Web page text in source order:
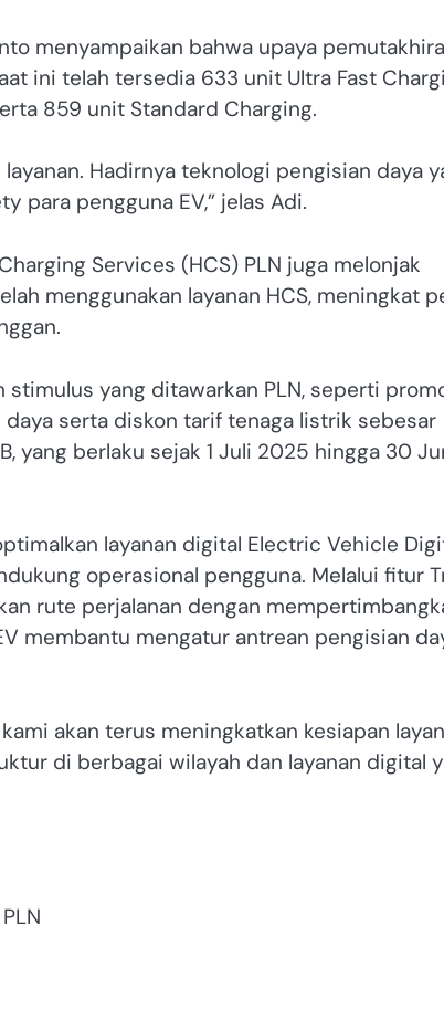
menyampaikan bahwa upaya
ini telah tersedia 633 unit Ultra Fast
859 unit Standard Charging.
Hadirnya teknologi pengisian daya
para pengguna EV,” jelas Adi.
Services (HCS) PLN juga melonjak
menggunakan layanan HCS, meningkat
yang ditawarkan PLN, seperti
serta diskon tarif tenaga listrik sebesar
yang berlaku sejak 1 Juli 2025 hingga 30
layanan digital Electric Vehicle
operasional pengguna. Melalui fitur
rute perjalanan dengan
membantu mengatur antrean pengisian
akan terus meningkatkan kesiapan
di berbagai wilayah dan layanan digital